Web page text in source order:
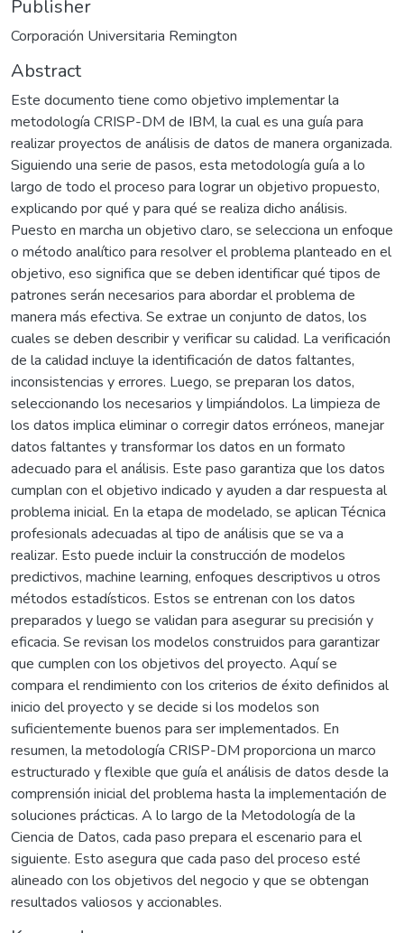
Publisher
Corporación Universitaria Remington
Abstract
Este documento tiene como objetivo implementar la
metodología CRISP-DM de IBM, la cual es una guía para
realizar proyectos de análisis de datos de manera organizada.
Siguiendo una serie de pasos, esta metodología guía a lo
largo de todo el proceso para lograr un objetivo propuesto,
explicando por qué y para qué se realiza dicho análisis.
Puesto en marcha un objetivo claro, se selecciona un enfoque
o método analítico para resolver el problema planteado en el
objetivo, eso significa que se deben identificar qué tipos de
patrones serán necesarios para abordar el problema de
manera más efectiva. Se extrae un conjunto de datos, los
cuales se deben describir y verificar su calidad. La verificación
de la calidad incluye la identificación de datos faltantes,
inconsistencias y errores. Luego, se preparan los datos,
seleccionando los necesarios y limpiándolos. La limpieza de
los datos implica eliminar o corregir datos erróneos, manejar
datos faltantes y transformar los datos en un formato
adecuado para el análisis. Este paso garantiza que los datos
cumplan con el objetivo indicado y ayuden a dar respuesta al
problema inicial. En la etapa de modelado, se aplican Técnica
profesionals adecuadas al tipo de análisis que se va a
realizar. Esto puede incluir la construcción de modelos
predictivos, machine learning, enfoques descriptivos u otros
métodos estadísticos. Estos se entrenan con los datos
preparados y luego se validan para asegurar su precisión y
eficacia. Se revisan los modelos construidos para garantizar
que cumplen con los objetivos del proyecto. Aquí se
compara el rendimiento con los criterios de éxito definidos al
inicio del proyecto y se decide si los modelos son
suficientemente buenos para ser implementados. En
resumen, la metodología CRISP-DM proporciona un marco
estructurado y flexible que guía el análisis de datos desde la
comprensión inicial del problema hasta la implementación de
soluciones prácticas. A lo largo de la Metodología de la
Ciencia de Datos, cada paso prepara el escenario para el
siguiente. Esto asegura que cada paso del proceso esté
alineado con los objetivos del negocio y que se obtengan
resultados valiosos y accionables.